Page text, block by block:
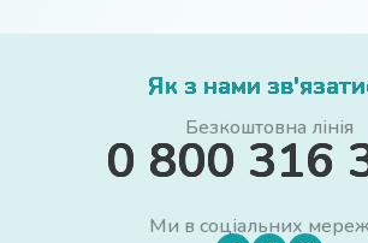
Як з нами
Безкоштовна лінія
0 800 316
Ми в соціальних